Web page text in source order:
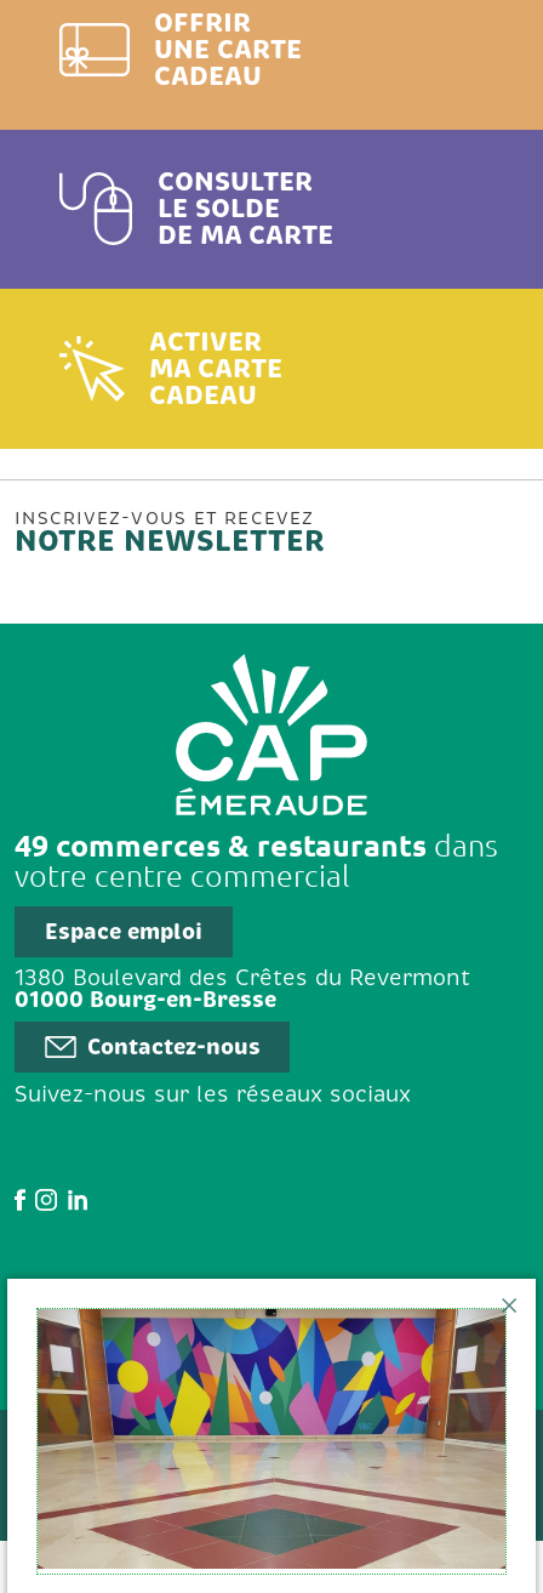
OFFRIR
UNE CARTE
CADEAU
CONSULTER
LE SOLDE
DE MA CARTE
ACTIVER
MA CARTE
CADEAU
INSCRIVEZ-VOUS ET RECEVEZ
NOTRE NEWSLETTER
49 commerces & restaurants dans
votre centre commercial
Espace emploi
1380 Boulevard des Crêtes du Revermont
01000 Bourg-en-Bresse
Contactez-nous
Suivez-nous sur les réseaux sociaux
Google Avis
Données personnelles
Cookies
Mentions légales
Plan de site
Anura 2022
En poursuivant votre navigation
sur le site, vous acceptez l'
utilisation des cookiespour
assurer le bon fonctionnement du
site internet et établir des
statistiques de fréquentation.
J'accepte Je refuse